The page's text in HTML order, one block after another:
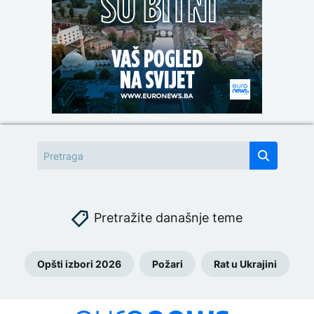
Pretražite današnje teme
Opšti izbori 2026 Požari Rat u Ukrajini